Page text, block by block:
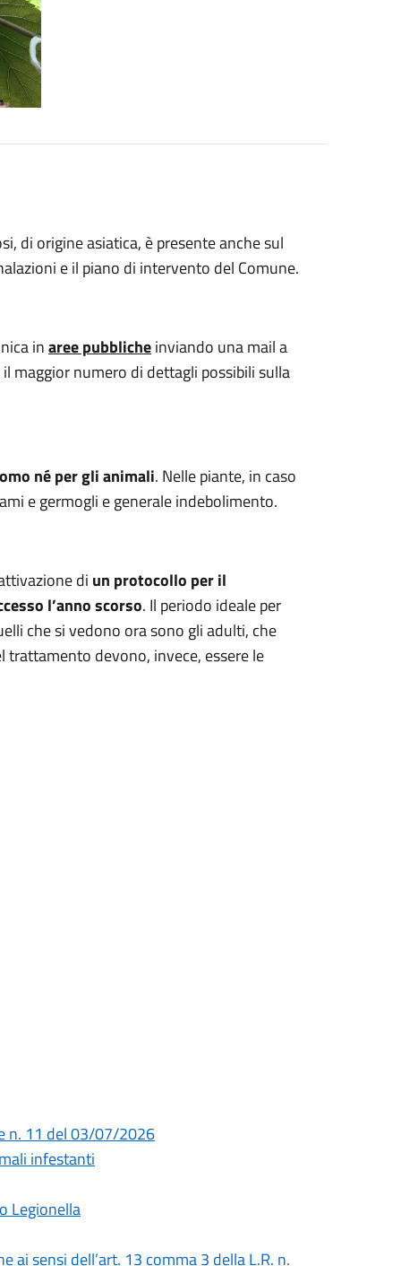
di origine asiatica, è presente anche sul
e il piano di intervento del Comune.
inaree pubblicheinviando una mail a
maggior numero di dettagli possibili sulla
né per gli animali. Nelle piante, in caso
e germogli e generale indebolimento.
di un protocollo per il
l’anno scorso. Il periodo ideale per
che si vedono ora sono gli adulti, che
devono, invece, essere le
n. 11 del 03/07/2026
infestanti
Legionella
ai sensi dell’art. 13 comma 3 della L.R. n.